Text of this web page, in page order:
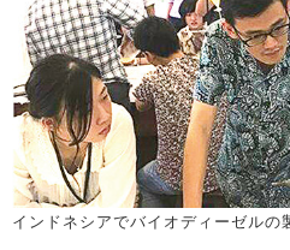
インドネシアでバイオディーゼルの